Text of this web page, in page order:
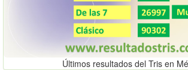
Últimos resultados del Tris en